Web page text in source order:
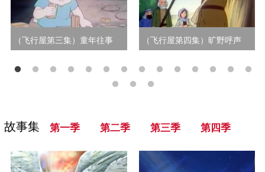
（飞行屋第三集）童年往事 （飞行屋第四集）旷野呼声
故事集 第一季 第二季 第三季 第四季